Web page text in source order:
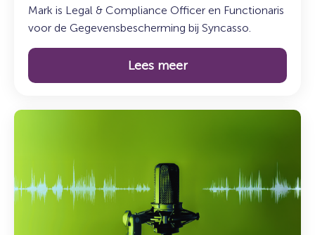
Mark is Legal & Compliance Officer en Functionaris
voor de Gegevensbescherming bij Syncasso.
Lees meer
Lees
Syncasso
Podcast